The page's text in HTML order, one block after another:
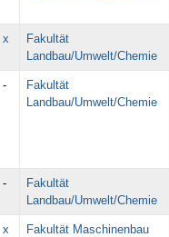
x
Fakultät
Landbau/Umwelt/Chemie
-
Fakultät
Landbau/Umwelt/Chemie
-
Fakultät
Landbau/Umwelt/Chemie
x Fakultät Maschinenbau